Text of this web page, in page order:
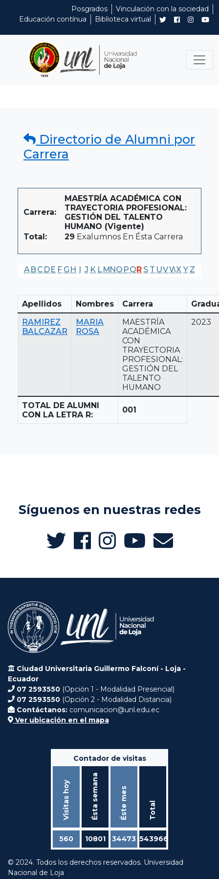
Posgrados
Vinculación con la sociedad
Educación contínua
Biblioteca virtual
Directorio de Alumni por
Carrera
Carrera:
MAESTRÍA ACADÉMICA CON
TRAYECTORIA PROFESIONAL:
GESTIÓN DEL TALENTO
HUMANO (Vigente)
Total:
29 Exalumnos En Ésta Carrera
A BC DE F G H I J K LMNO PQR S T UVWX Y Z
Apellidos Nombres Carrera
RAMIREZ
BALCAZAR
MARIA
ROSA
MAESTRÍA
ACADÉMICA
CON
TRAYECTORIA
PROFESIONAL:
GESTIÓN DEL
TALENTO
HUMANO
2023
TOTAL DE ALUMNI
CON LA LETRA R:
001
Síguenos en nuestras redes
Ciudad Universitaria Guillermo Falconí - Loja -
Ecuador
07 2593550 (Opción 1 - Modalidad Presencial)
07 2593550 (Opción 2 - Modalidad Distancia)
Contáctanos: comunicacion@unl.edu.ec
Ver ubicación en el mapa
Contador de visitas
Visitas hoy Ésta semana Éste mes Total
560 10801 34473 543966
© 2024. Todos los derechos reservados. Universidad
Nacional de Loja